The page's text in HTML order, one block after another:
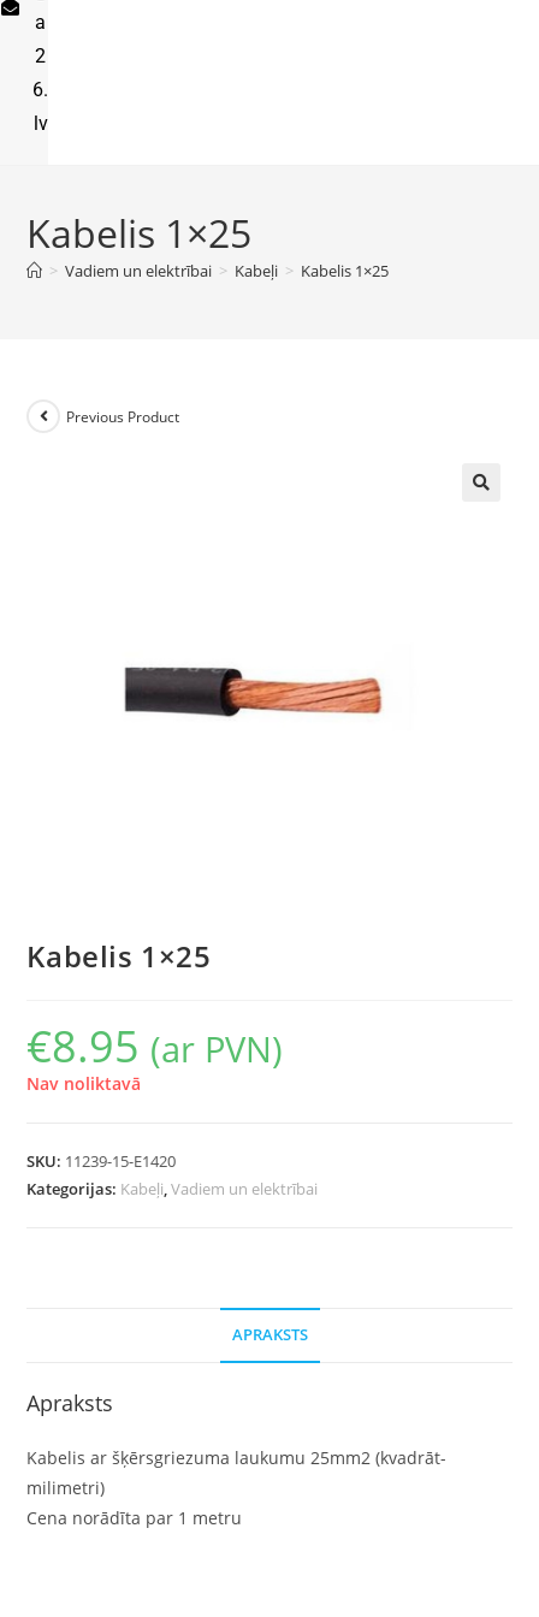
a
2
6.
lv
Kabelis 1×25
> Vadiem un elektrībai > Kabeļi > Kabelis 1×25
Previous Product
Kabelis 1×25
€8.95 (ar PVN)
Nav noliktavā
SKU: 11239-15-E1420
Kategorijas: Kabeļi,Vadiem un elektrībai
APRAKSTS
Apraksts
Kabelis ar šķērsgriezuma laukumu 25mm2 (kvadrāt-
milimetri)
Cena norādīta par 1 metru